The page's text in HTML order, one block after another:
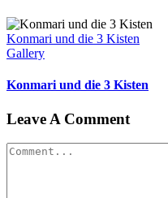
Konmari und die 3 Kisten
Gallery
Konmari und die 3 Kisten
Leave A Comment
Comment